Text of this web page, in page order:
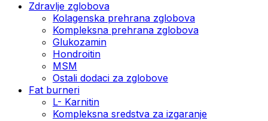
Zdravlje zglobova
Kolagenska prehrana zglobova
Kompleksna prehrana zglobova
Glukozamin
Hondroitin
MSM
Ostali dodaci za zglobove
Fat burneri
L- Karnitin
Kompleksna sredstva za izgaranje